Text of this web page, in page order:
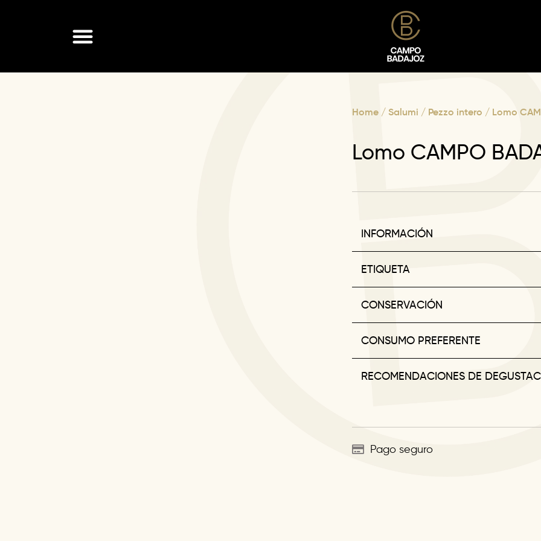
Home/ Salumi / Pezzo intero / Lomo
Lomo CAMPO
INFORMACIÓN
ETIQUETA
CONSERVACIÓN
CONSUMO PREFERENTE
RECOMENDACIONES DE
Pago seguro